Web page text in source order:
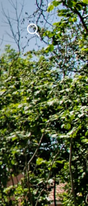
Søg